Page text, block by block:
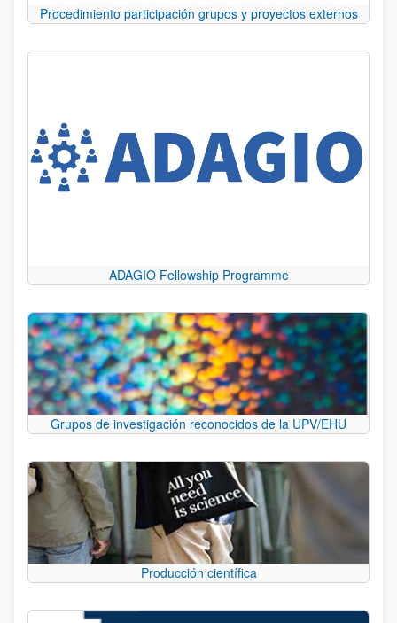
Procedimiento participación grupos y proyectos externos
ADAGIO Fellowship Programme
Grupos de investigación reconocidos de la UPV/EHU
Producción científica